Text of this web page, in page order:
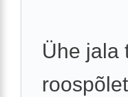
Ühe jala